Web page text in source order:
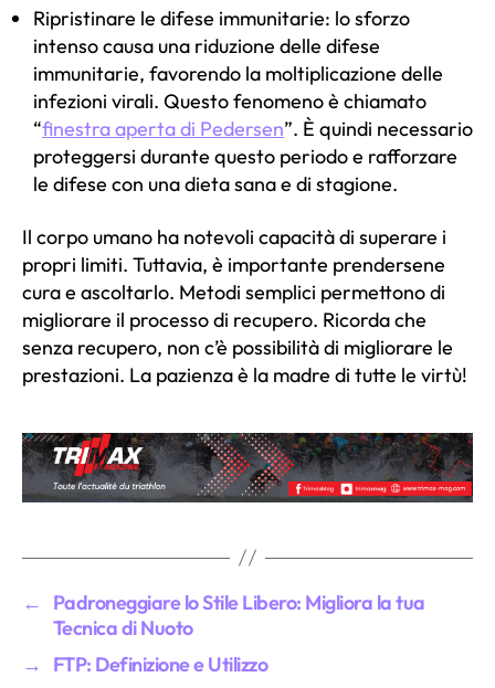
Ripristinare le difese immunitarie: lo sforzo
intenso causa una riduzione delle difese
immunitarie, favorendo la moltiplicazione delle
infezioni virali. Questo fenomeno è chiamato
“finestra aperta di Pedersen”. È quindi necessario
proteggersi durante questo periodo e rafforzare
le difese con una dieta sana e di stagione.
Il corpo umano ha notevoli capacità di superare i
propri limiti. Tuttavia, è importante prendersene
cura e ascoltarlo. Metodi semplici permettono di
migliorare il processo di recupero. Ricorda che
senza recupero, non c’è possibilità di migliorare le
prestazioni. La pazienza è la madre di tutte le virtù!
←
Padroneggiare lo Stile Libero: Migliora la tua
Tecnica di Nuoto
→
FTP: Definizione e Utilizzo